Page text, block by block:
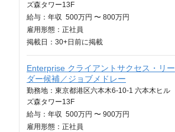
ズ森タワー13F
給与： 年収 500万円 〜 800万円
雇用形態：正社員
掲載日： 30+日 前に掲載
Enterprise クライアントサクセス・リー
ダー候補／ジョブメドレー
勤務地：東京都港区六本木6-10-1 六本木ヒル
ズ森タワー13F
給与： 年収 500万円 〜 900万円
雇用形態：正社員